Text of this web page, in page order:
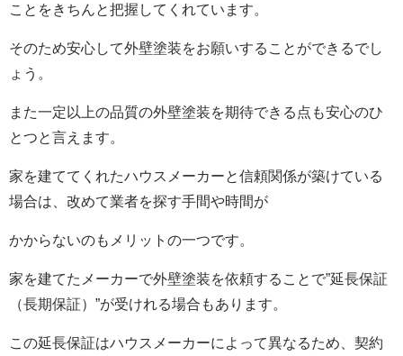
ことをきちんと把握してくれています。
そのため安心して外壁塗装をお願いすることができるでし
ょう。
また一定以上の品質の外壁塗装を期待できる点も安心のひ
とつと言えます。
家を建ててくれたハウスメーカーと信頼関係が築けている
場合は、改めて業者を探す手間や時間が
かからないのもメリットの一つです。
家を建てたメーカーで外壁塗装を依頼することで”延長保証
（長期保証）”が受けれる場合もあります。
この延長保証はハウスメーカーによって異なるため、契約